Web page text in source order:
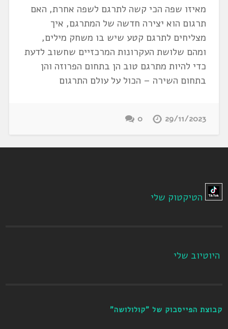
מאיזו שפה הכי קשה לתרגם לשפה אחרת, האם
תרגום הוא יצירה חדשה של המתרגם, איך
מצליחים לתרגם קטע שיש בו משחק מילים,
ומהם שלושת העקרונות המרכזיים שחשוב לדעת
כדי להיות מתרגם טוב הן בתחום הפרוזה והן
בתחום השירה – הכול על עולם התרגום
29/11/2023
0
הטיקטוק שלי
היוטיוב שלי
קבוצת הפייסבוק של "קולולושה"